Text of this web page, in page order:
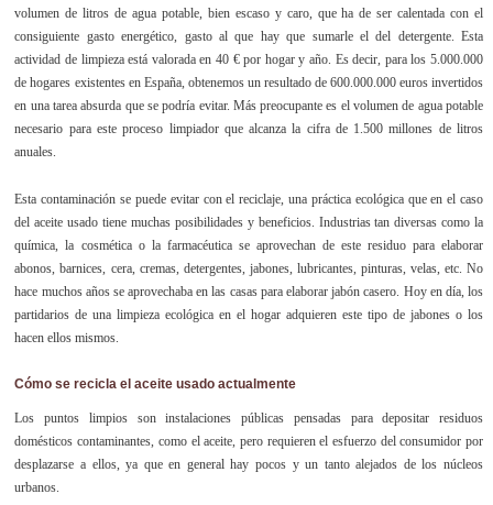
volumen de litros de agua potable, bien escaso y caro, que ha de ser calentada con el
consiguiente gasto energético, gasto al que hay que sumarle el del detergente. Esta
actividad de limpieza está valorada en 40 € por hogar y año. Es decir, para los 5.000.000
de hogares existentes en España, obtenemos un resultado de 600.000.000 euros invertidos
en una tarea absurda que se podría evitar. Más preocupante es el volumen de agua potable
necesario para este proceso limpiador que alcanza la cifra de 1.500 millones de litros
anuales.
Esta contaminación se puede evitar con el reciclaje, una práctica ecológica que en el caso
del aceite usado tiene muchas posibilidades y beneficios. Industrias tan diversas como la
química, la cosmética o la farmacéutica se aprovechan de este residuo para elaborar
abonos, barnices, cera, cremas, detergentes, jabones, lubricantes, pinturas, velas, etc. No
hace muchos años se aprovechaba en las casas para elaborar jabón casero. Hoy en día, los
partidarios de una limpieza ecológica en el hogar adquieren este tipo de jabones o los
hacen ellos mismos.
Cómo se recicla el aceite usado actualmente
Los puntos limpios son instalaciones públicas pensadas para depositar residuos
domésticos contaminantes, como el aceite, pero requieren el esfuerzo del consumidor por
desplazarse a ellos, ya que en general hay pocos y un tanto alejados de los núcleos
urbanos.